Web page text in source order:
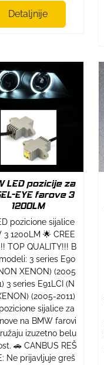
Detaljnije
LED pozicije za
EYE farove 3
1200LM
pozicione sijalice
3 1200LM 🌟 CREE
TOP QUALITY!!! B
3 series E90
XENON) (2005
3 series E91LCI (N
(2005-2011)
sijalice za
na BMW farovi
izuzetno belu
🚗 CANBUS REŠ
Ne prijavljuje greš